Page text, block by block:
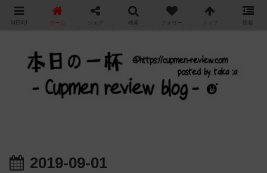
カップ麺の新商品をレビュー / アレンジするブログ
2019-09-01
MENU ホーム シェア 検索 フォロー トップ 情報